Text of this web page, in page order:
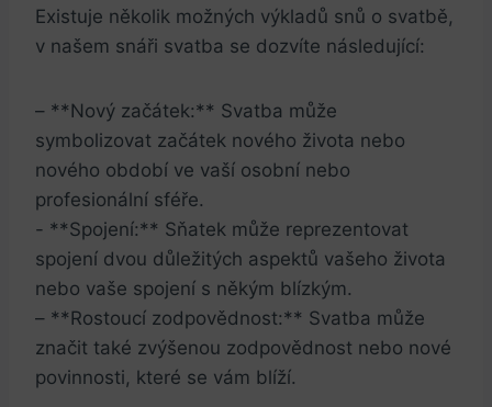
Existuje ‍několik možných výkladů‍ snů o svatbě,
v našem snáři svatba se⁢ dozvíte následující:
– **Nový začátek:** Svatba může
symbolizovat začátek ⁣nového života nebo
nového období⁣ ve​ vaší osobní‍ nebo
profesionální ‌sféře.
-‍ **Spojení:** Sňatek může ⁣reprezentovat
spojení dvou důležitých⁢ aspektů vašeho života⁤
nebo ‍vaše spojení s někým blízkým.
– **Rostoucí zodpovědnost:** Svatba může
značit také ‍zvýšenou zodpovědnost nebo ⁢nové
povinnosti, které se vám blíží.